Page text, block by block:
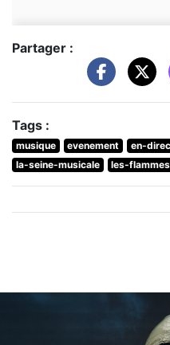
Partager :
Tags :
musique evenement en-
la-seine-musicale
les-flammes